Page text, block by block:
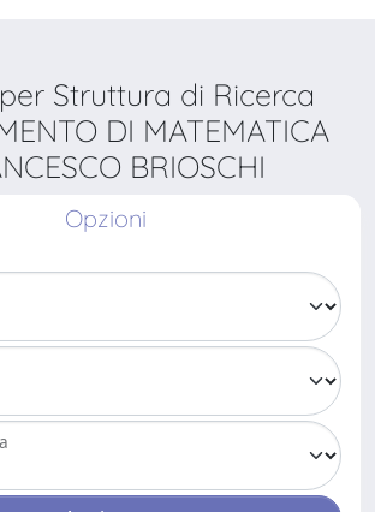
Struttura di Ricerca
DI MATEMATICA
BRIOSCHI
Opzioni